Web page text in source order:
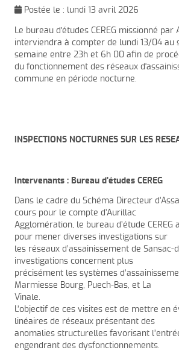
Postée le : lundi 13 avril 2026
Le bureau d'études CEREG missionné par
interviendra à compter de lundi 13/04 au
semaine entre 23h et 6h 00 afin de
du fonctionnement des réseaux
commune en période nocturne.
INSPECTIONS NOCTURNES SUR LES
Intervenants : Bureau d’études CEREG
Dans le cadre du Schéma Directeur
cours pour le compte d’Aurillac
Agglomération, le bureau d’étude CEREG
pour mener diverses investigations sur
les réseaux d’assainissement de Sansac-
investigations concernent plus
précisément les systèmes
Marmiesse Bourg, Puech-Bas, et La
Vinale.
L’objectif de ces visites est de mettre en
linéaires de réseaux présentant des
anomalies structurelles favorisant
engendrant des dysfonctionnements.